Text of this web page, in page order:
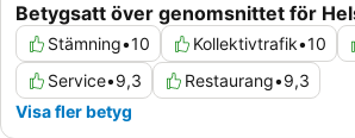
Betygsatt över genomsnittet för
Stämning•10 Kollektivtrafik•10
Service•9,3 Restaurang•9,3
Visa fler betyg